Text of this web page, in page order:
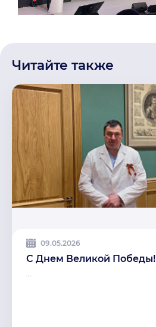
Читайте также
09.05.2026
С Днем Великой Победы!
...